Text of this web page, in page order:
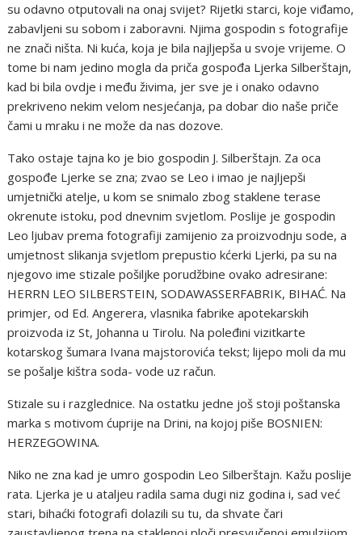
su odavno otputovali na onaj svijet? Rijetki starci, koje viđamo,
zabavljeni su sobom i zaboravni. Njima gospodin s fotografije
ne znači ništa. Ni kuća, koja je bila najljepša u svoje vrijeme. O
tome bi nam jedino mogla da priča gospođa Ljerka Silberštajn,
kad bi bila ovdje i među živima, jer sve je i onako odavno
prekriveno nekim velom nesjećanja, pa dobar dio naše priče
čami u mraku i ne može da nas dozove.
Tako ostaje tajna ko je bio gospodin J. Silberštajn. Za oca
gospođe Ljerke se zna; zvao se Leo i imao je najljepši
umjetnički atelje, u kom se snimalo zbog staklene terase
okrenute istoku, pod dnevnim svjetlom. Poslije je gospodin
Leo ljubav prema fotografiji zamijenio za proizvodnju sode, a
umjetnost slikanja svjetlom prepustio kćerki Ljerki, pa su na
njegovo ime stizale pošiljke porudžbine ovako adresirane:
HERRN LEO SILBERSTEIN, SODAWASSERFABRIK, BIHAĆ. Na
primjer, od Ed. Angerera, vlasnika fabrike apotekarskih
proizvoda iz St, Johanna u Tirolu. Na poleđini vizitkarte
kotarskog šumara Ivana majstorovića tekst; lijepo moli da mu
se pošalje kištra soda- vode uz račun.
Stizale su i razglednice. Na ostatku jedne još stoji poštanska
marka s motivom ćuprije na Drini, na kojoj piše BOSNIEN:
HERZEGOWINA.
Niko ne zna kad je umro gospodin Leo Silberštajn. Kažu poslije
rata. Ljerka je u ataljeu radila sama dugi niz godina i, sad već
stari, bihaćki fotografi dolazili su tu, da shvate čari